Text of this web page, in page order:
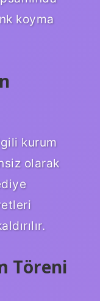
koyma
kurum
olarak
Töreni